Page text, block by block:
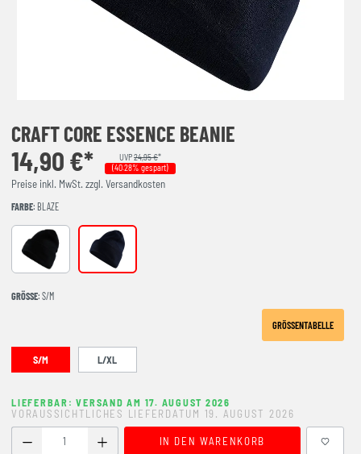
CRAFT CORE ESSENCE BEANIE
14,90 €* UVP24,95 €*
(40.28% gespart)
Preise inkl. MwSt. zzgl. Versandkosten
FARBE: BLAZE
Black Blaze
GRÖSSE : S/M
GRÖSSENTABELLE
S/M L/XL
LIEFERBAR: VERSAND AM 17. AUGUST 2026
VORAUSSICHTLICHES LIEFERDATUM 19. AUGUST 2026
Produkt Anzahl: Gib den gewünschten Wert ein oder
IN DEN WARENKORB